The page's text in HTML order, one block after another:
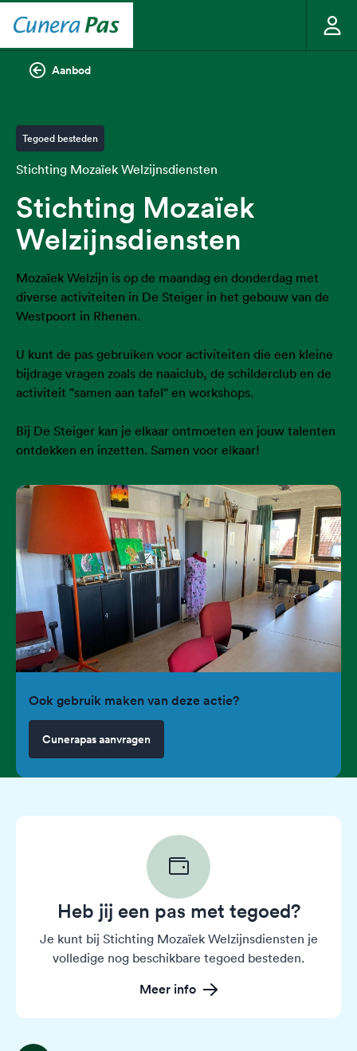
Aanbod
Tegoed besteden
Stichting Mozaïek Welzijnsdiensten
Stichting Mozaïek
Welzijnsdiensten
Mozaïek Welzijn is op de maandag en donderdag met
diverse activiteiten in De Steiger in het gebouw van de
Westpoort in Rhenen.
U kunt de pas gebruiken voor activiteiten die een kleine
bijdrage vragen zoals de naaiclub, de schilderclub en de
activiteit "samen aan tafel" en workshops.
Bij De Steiger kan je elkaar ontmoeten en jouw talenten
ontdekken en inzetten. Samen voor elkaar!
Ook gebruik maken van deze actie?
Cunerapas aanvragen
Heb jij een pas met tegoed?
Je kunt bij Stichting Mozaïek Welzijnsdiensten je
volledige nog beschikbare tegoed besteden.
Meer info